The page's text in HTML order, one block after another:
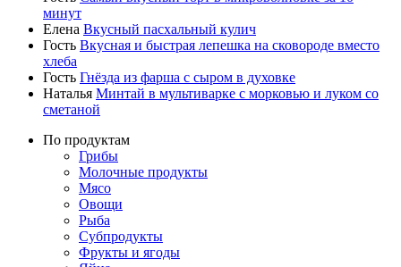
минут
Елена Вкусный пасхальный кулич
Гость Вкусная и быстрая лепешка на сковороде вместо
хлеба
Гость Гнёзда из фарша с сыром в духовке
Наталья Минтай в мультиварке с морковью и луком со
сметаной
По продуктам
Грибы
Молочные продукты
Мясо
Овощи
Рыба
Субпродукты
Фрукты и ягоды